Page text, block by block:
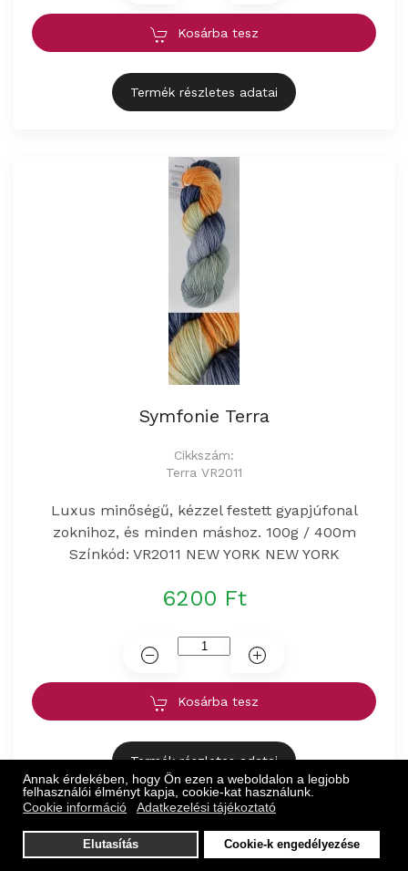
Annak érdekében, hogy Ön ezen a weboldalon a legjobb
felhasználói élményt kapja, cookie-kat használunk.
Cookie információ
Adatkezelési tájékoztató
Elutasítás Cookie-k engedélyezése
Kosárba tesz
Termék részletes adatai
Symfonie Terra
Cikkszám:
Terra VR2011
Luxus minőségű, kézzel festett gyapjúfonal
zoknihoz, és minden máshoz. 100g / 400m
Színkód: VR2011 NEW YORK NEW YORK
6200 Ft
Kosárba tesz
Termék részletes adatai